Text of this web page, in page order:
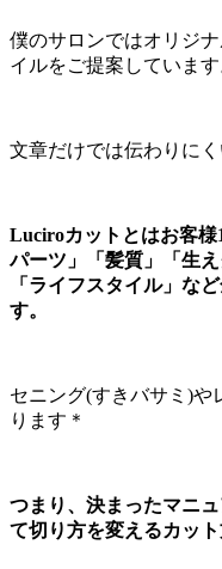
僕のサロンではオリジ
イルをご提案しています
文章だけでは伝わりに
Luciroカットとはお客
パーツ」「髪質」「生
「ライフスタイル」な
す。
セニング(すきバサミ)や
ります＊
つまり、決まったマニ
て切り方を変えるカット